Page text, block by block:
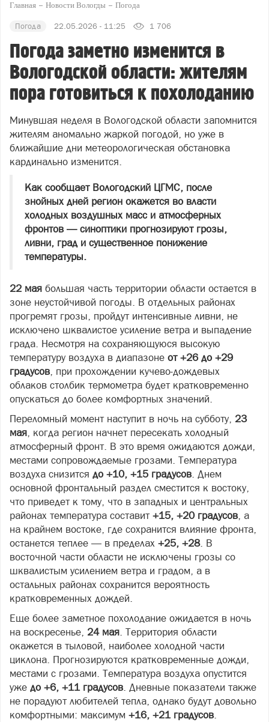
Главная Новости Вологды Погода
Погода 22.05.2026 - 11:25 1 706
Погода заметно изменится в
Вологодской области: жителям
пора готовиться к похолоданию
Минувшая неделя в Вологодской области запомнится
жителям аномально жаркой погодой, но уже в
ближайшие дни метеорологическая обстановка
кардинально изменится.
Как сообщает Вологодский ЦГМС, после
знойных дней регион окажется во власти
холодных воздушных масс и атмосферных
фронтов — синоптики прогнозируют грозы,
ливни, град и существенное понижение
температуры.
22 мая большая часть территории области остается в
зоне неустойчивой погоды. В отдельных районах
прогремят грозы, пройдут интенсивные ливни, не
исключено шквалистое усиление ветра и выпадение
града. Несмотря на сохраняющуюся высокую
температуру воздуха в диапазоне от +26 до +29
градусов, при прохождении кучево‑дождевых
облаков столбик термометра будет кратковременно
опускаться до более комфортных значений.
Переломный момент наступит в ночь на субботу, 23
мая, когда регион начнет пересекать холодный
атмосферный фронт. В это время ожидаются дожди,
местами сопровождаемые грозами. Температура
воздуха снизится до +10, +15 градусов. Днем
основной фронтальный раздел сместится к востоку,
что приведет к тому, что в западных и центральных
районах температура составит +15, +20 градусов, а
на крайнем востоке, где сохранится влияние фронта,
останется теплее — в пределах +25, +28. В
восточной части области не исключены грозы со
шквалистым усилением ветра и градом, а в
остальных районах сохранится вероятность
кратковременных дождей.
Еще более заметное похолодание ожидается в ночь
на воскресенье, 24 мая. Территория области
окажется в тыловой, наиболее холодной части
циклона. Прогнозируются кратковременные дожди,
местами с грозами. Температура воздуха опустится
уже до +6, +11 градусов. Дневные показатели также
не порадуют любителей тепла, однако будут довольно
комфортными: максимум +16, +21 градусов.